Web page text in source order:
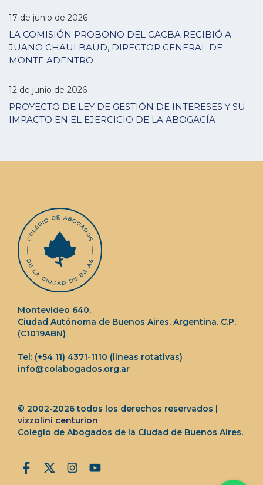
17 de junio de 2026
LA COMISIÓN PROBONO DEL CACBA RECIBIÓ A
JUANO CHAULBAUD, DIRECTOR GENERAL DE
MONTE ADENTRO
12 de junio de 2026
PROYECTO DE LEY DE GESTIÓN DE INTERESES Y SU
IMPACTO EN EL EJERCICIO DE LA ABOGACÍA
Montevideo 640.
Ciudad Autónoma de Buenos Aires. Argentina. C.P.
(C1019ABN)
Tel: (+54 11) 4371-1110 (lineas rotativas)
info@colabogados.org.ar
© 2002-2026 todos los derechos reservados |
vizzolini centurion
Colegio de Abogados de la Ciudad de Buenos Aires.